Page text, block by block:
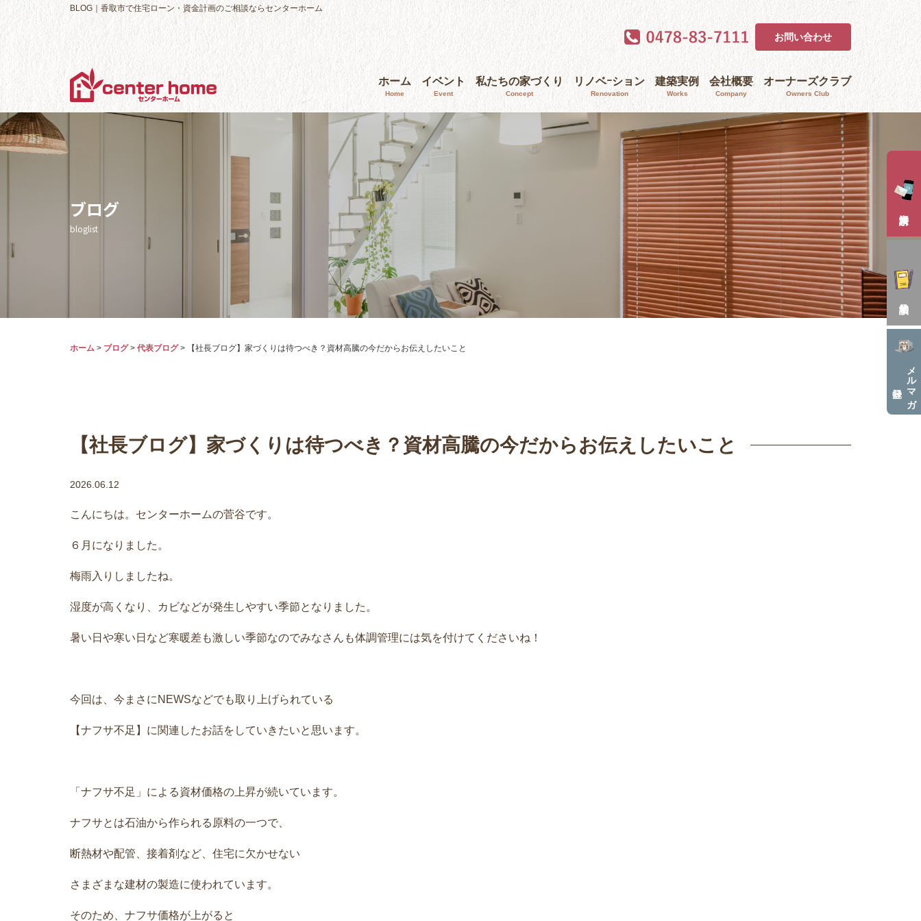
BLOG｜香取市で住宅ローン・資金計画のご相談ならセンターホーム
お問い合わせ
ホーム
Home
イベント
Event
私たちの家づくり
Concept
リノベｰション
Renovation
建築実例
Works
会社概要
Company
オーナーズクラブ
Owners Club
メルマガ
ブログ
bloglist
ホーム > ブログ> 代表ブログ> 【社長ブログ】家づくりは待つべき？資材高騰の今だからお伝えしたいこと
【社長ブログ】家づくりは待つべき？資材高騰の今だからお伝えしたいこと
2026.06.12
こんにちは。センターホームの菅谷です。
６月になりました。
梅雨入りしましたね。
湿度が高くなり、カビなどが発生しやすい季節となりました。
暑い日や寒い日など寒暖差も激しい季節なのでみなさんも体調管理には気を付けてくださいね！
今回は、今まさにNEWSなどでも取り上げられている
【ナフサ不足】に関連したお話をしていきたいと思います。
「ナフサ不足」による資材価格の上昇が続いています。
ナフサとは石油から作られる原料の一つで、
断熱材や配管、接着剤など、住宅に欠かせない
さまざまな建材の製造に使われています。
そのため、ナフサ価格が上がると